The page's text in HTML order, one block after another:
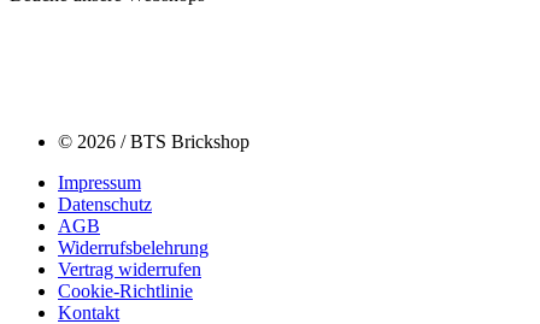
© 2026 / BTS Brickshop
Impressum
Datenschutz
AGB
Widerrufsbelehrung
Vertrag widerrufen
Cookie-Richtlinie
Kontakt